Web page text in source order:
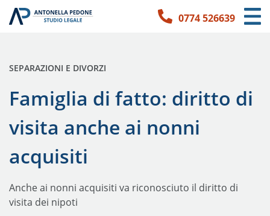
Link per l'accessibilità
Vai ai contenuti principali
Vai ai contatti0774 526639
Famiglia di fatto: diritto di
visita anche ai nonni
acquisiti
PUBBLICATO IN:
SEPARAZIONI E DIVORZI
Anche ai nonni acquisiti va riconosciuto il diritto di
visita dei nipoti